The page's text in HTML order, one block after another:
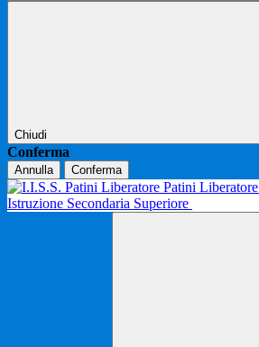
Chiudi
Conferma
Annulla Conferma
Patini Liberatore
Istruzione Secondaria Superiore